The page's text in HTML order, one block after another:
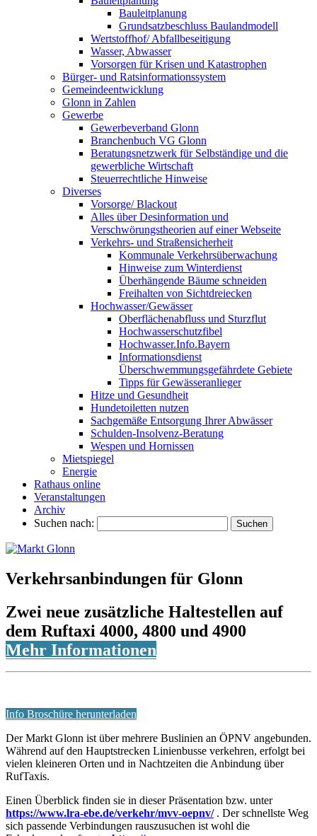
Bauleitplanung
Grundsatzbeschluss Baulandmodell
Wertstoffhof/ Abfallbeseitigung
Wasser, Abwasser
Vorsorgen für Krisen und Katastrophen
Bürger- und Ratsinformationssystem
Gemeindeentwicklung
Glonn in Zahlen
Gewerbe
Gewerbeverband Glonn
Branchenbuch VG Glonn
Beratungsnetzwerk für Selbständige und die
gewerbliche Wirtschaft
Steuerrechtliche Hinweise
Diverses
Vorsorge/ Blackout
Alles über Desinformation und
Verschwörungstheorien auf einer Webseite
Verkehrs- und Straßensicherheit
Kommunale Verkehrsüberwachung
Hinweise zum Winterdienst
Überhängende Bäume schneiden
Freihalten von Sichtdreiecken
Hochwasser/Gewässer
Oberflächenabfluss und Sturzflut
Hochwasserschutzfibel
Hochwasser.Info.Bayern
Informationsdienst
Überschwemmungsgefährdete Gebiete
Tipps für Gewässeranlieger
Hitze und Gesundheit
Hundetoiletten nutzen
Sachgemäße Entsorgung Ihrer Abwässer
Schulden-Insolvenz-Beratung
Wespen und Hornissen
Mietspiegel
Energie
Rathaus online
Veranstaltungen
Archiv
Suchen nach:
Verkehrsanbindungen für Glonn
Zwei neue zusätzliche Haltestellen auf
dem Ruftaxi 4000, 4800 und 4900
Mehr Informationen
Info Broschüre herunterladen
Der Markt Glonn ist über mehrere Buslinien an ÖPNV angebunden.
Während auf den Hauptstrecken Linienbusse verkehren, erfolgt bei
vielen kleineren Orten und in Nachtzeiten die Anbindung über
RufTaxis.
Einen Überblick finden sie in dieser Präsentation bzw. unter
https://www.lra-ebe.de/verkehr/mvv-oepnv/. Der schnellste Weg
sich passende Verbindungen rauszusuchen ist wohl die